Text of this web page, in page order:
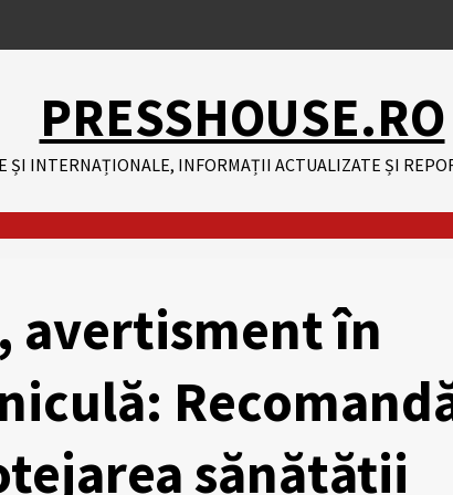
PRESSHOUSE.RO
ȘI INTERNAȚIONALE, INFORMAȚII ACTUALIZATE ȘI
avertisment în
sănătății